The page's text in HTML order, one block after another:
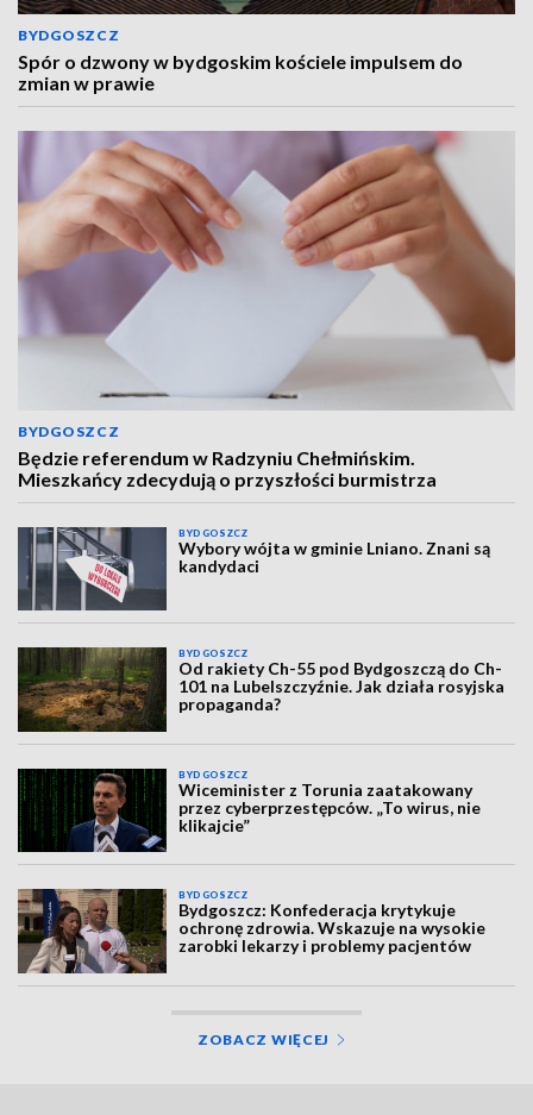
BYDGOSZCZ
Spór o dzwony w bydgoskim kościele impulsem do
zmian w prawie
BYDGOSZCZ
Będzie referendum w Radzyniu Chełmińskim.
Mieszkańcy zdecydują o przyszłości burmistrza
BYDGOSZCZ
Wybory wójta w gminie Lniano. Znani są
kandydaci
BYDGOSZCZ
Od rakiety Ch-55 pod Bydgoszczą do Ch-
101 na Lubelszczyźnie. Jak działa rosyjska
propaganda?
BYDGOSZCZ
Wiceminister z Torunia zaatakowany
przez cyberprzestępców. „To wirus, nie
klikajcie”
BYDGOSZCZ
Bydgoszcz: Konfederacja krytykuje
ochronę zdrowia. Wskazuje na wysokie
zarobki lekarzy i problemy pacjentów
ZOBACZ WIĘCEJ